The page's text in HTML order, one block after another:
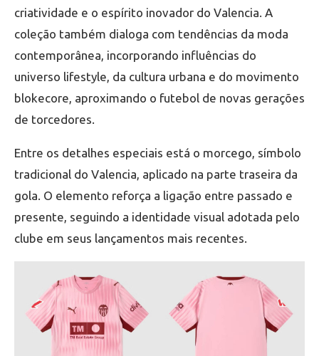
criatividade e o espírito inovador do Valencia. A
coleção também dialoga com tendências da moda
contemporânea, incorporando influências do
universo lifestyle, da cultura urbana e do movimento
blokecore, aproximando o futebol de novas gerações
de torcedores.
Entre os detalhes especiais está o morcego, símbolo
tradicional do Valencia, aplicado na parte traseira da
gola. O elemento reforça a ligação entre passado e
presente, seguindo a identidade visual adotada pelo
clube em seus lançamentos mais recentes.